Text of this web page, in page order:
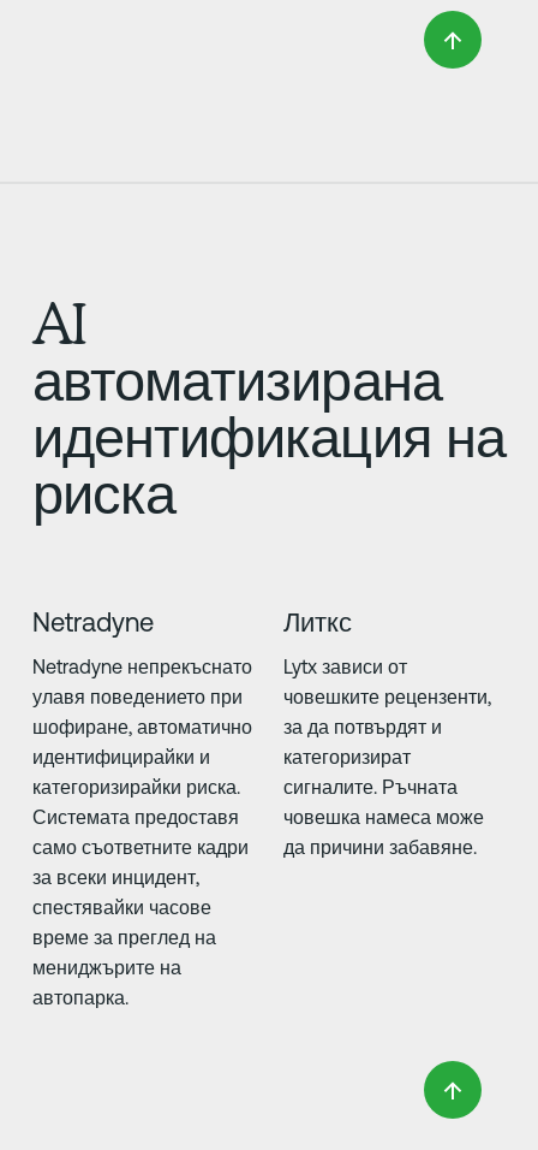
AI
автоматизирана
идентификация на
риска
Netradyne
Netradyne непрекъснато
улавя поведението при
шофиране, автоматично
идентифицирайки и
категоризирайки риска.
Системата предоставя
само съответните кадри
за всеки инцидент,
спестявайки часове
време за преглед на
мениджърите на
автопарка.
Литкс
Lytx зависи от
човешките рецензенти,
за да потвърдят и
категоризират
сигналите. Ръчната
човешка намеса може
да причини забавяне.